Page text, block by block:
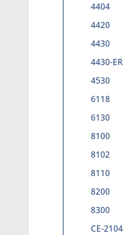
4404
4420
4430
4430-ER
4530
6118
6130
8100
8102
8110
8200
8300
CE-2104